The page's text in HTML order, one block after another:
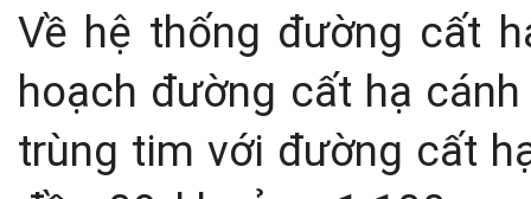
Về hệ thống đường cất
hoạch đường cất hạ
trùng tim với đường cất